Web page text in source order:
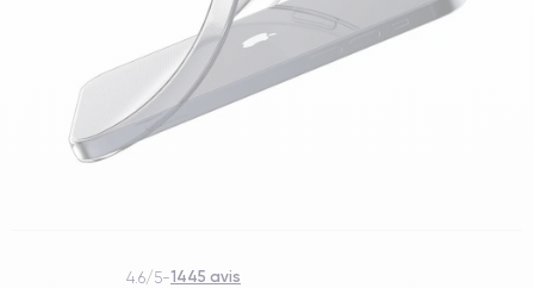
4.6/5-1445 avis